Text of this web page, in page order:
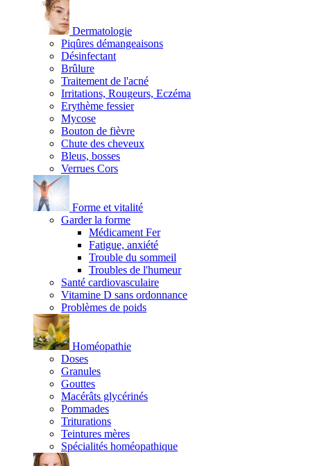
Dermatologie
Piqûres démangeaisons
Désinfectant
Brûlure
Traitement de l'acné
Irritations, Rougeurs, Eczéma
Erythème fessier
Mycose
Bouton de fièvre
Chute des cheveux
Bleus, bosses
Verrues Cors
Forme et vitalité
Garder la forme
Médicament Fer
Fatigue, anxiété
Trouble du sommeil
Troubles de l'humeur
Santé cardiovasculaire
Vitamine D sans ordonnance
Problèmes de poids
Homéopathie
Doses
Granules
Gouttes
Macérâts glycérinés
Pommades
Triturations
Teintures mères
Spécialités homéopathique